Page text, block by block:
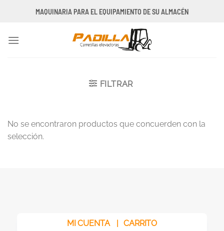
MAQUINARIA PARA EL EQUIPAMIENTO DE SU ALMACÉN
FILTRAR
No se encontraron productos que concuerden con la
selección.
MI CUENTA | CARRITO